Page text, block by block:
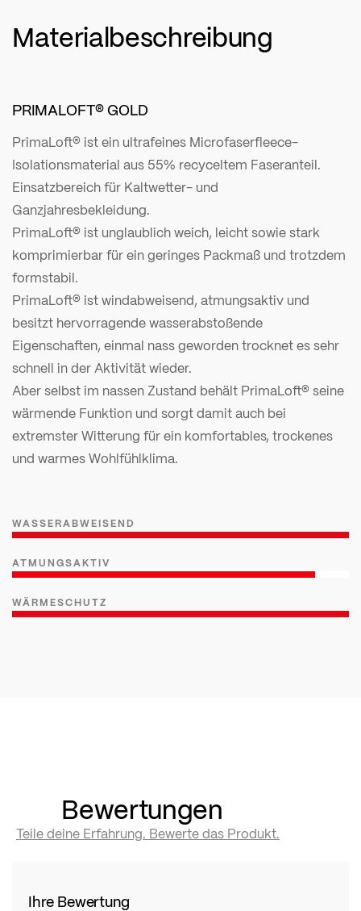
Materialbeschreibung
PRIMALOFT® GOLD
PrimaLoft® ist ein ultrafeines Microfaserfleece-
Isolationsmaterial aus 55% recyceltem Faseranteil.
Einsatzbereich für Kaltwetter- und
Ganzjahresbekleidung.
PrimaLoft® ist unglaublich weich, leicht sowie stark
komprimierbar für ein geringes Packmaß und trotzdem
formstabil.
PrimaLoft® ist windabweisend, atmungsaktiv und
besitzt hervorragende wasserabstoßende
Eigenschaften, einmal nass geworden trocknet es sehr
schnell in der Aktivität wieder.
Aber selbst im nassen Zustand behält PrimaLoft® seine
wärmende Funktion und sorgt damit auch bei
extremster Witterung für ein komfortables, trockenes
und warmes Wohlfühlklima.
WASSERABWEISEND
ATMUNGSAKTIV
WÄRMESCHUTZ
Bewertungen
Teile deine Erfahrung. Bewerte das Produkt.
Ihre Bewertung